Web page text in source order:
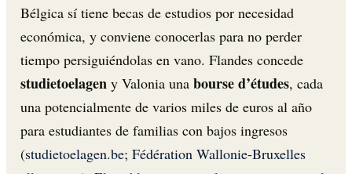
Bélgica sí tiene becas de estudios por necesidad
económica, y conviene conocerlas para no perder
tiempo persiguiéndolas en vano. Flandes concede
studietoelagen y Valonia una bourse d’études, cada
una potencialmente de varios miles de euros al año
para estudiantes de familias con bajos ingresos
(studietoelagen.be; Fédération Wallonie-Bruxelles